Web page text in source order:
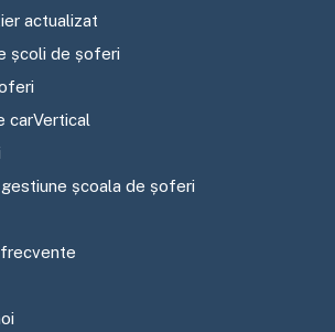
actualizat
școli de șoferi
carVertical
școala de șoferi